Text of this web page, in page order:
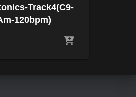
Track4(C9-
120bpm)